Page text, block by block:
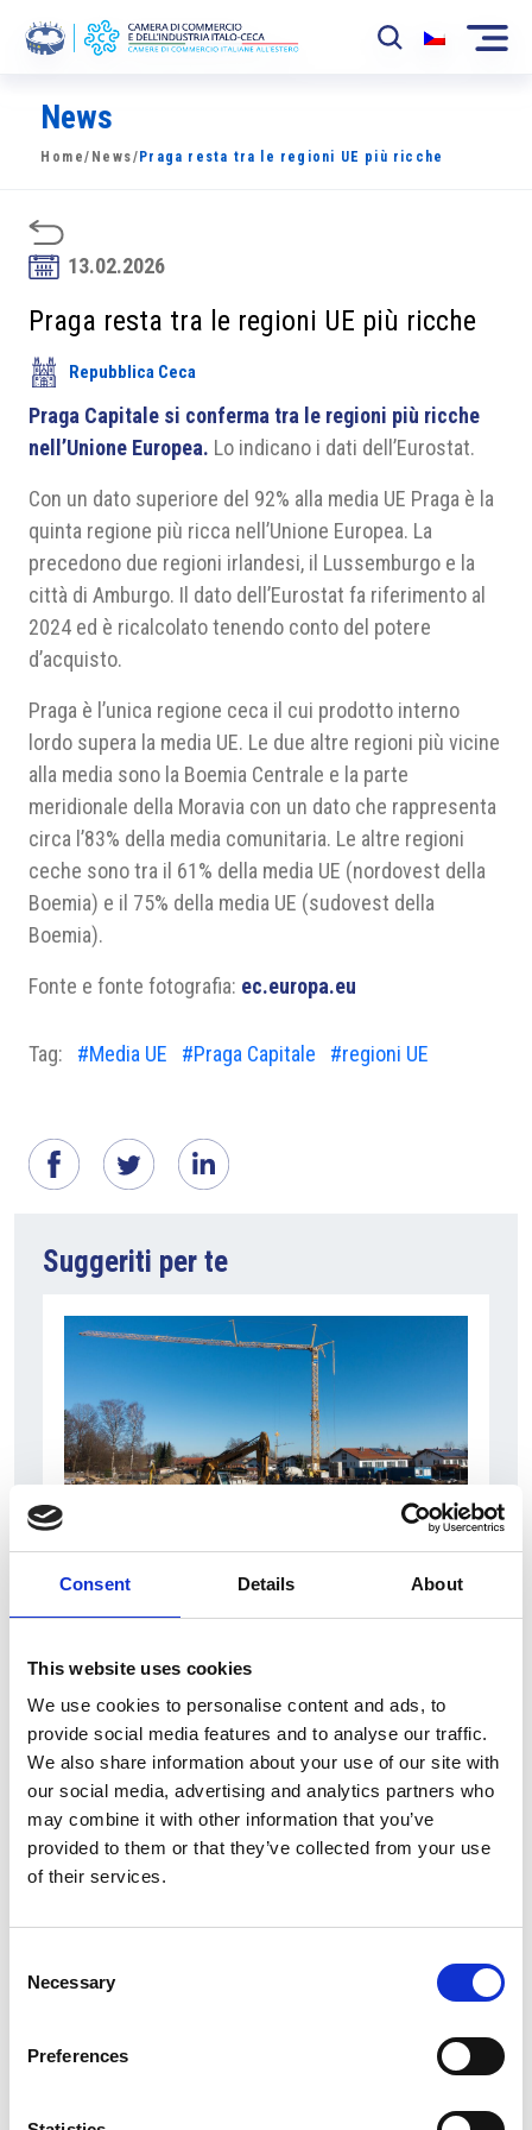
Consent Details About
This website uses cookies
We use cookies to personalise content and ads, to
provide social media features and to analyse our traffic.
We also share information about your use of our site with
our social media, advertising and analytics partners who
may combine it with other information that you’ve
provided to them or that they’ve collected from your use
of their services.
Selection
Necessary
Preferences
La Camera
News
Eventi
Sviluppo Mercato
Soci
Partner
Progetti
Area riservata
News
Home/ News/ Praga resta tra le regioni UE più ricche
13.02.2026
Praga resta tra le regioni UE più ricche
Repubblica Ceca
Praga Capitale si conferma tra le regioni più ricche
nell’Unione Europea. Lo indicano i dati dell’Eurostat.
Con un dato superiore del 92% alla media UE Praga è la
quinta regione più ricca nell’Unione Europea. La
precedono due regioni irlandesi, il Lussemburgo e la
città di Amburgo. Il dato dell’Eurostat fa riferimento al
2024 ed è ricalcolato tenendo conto del potere
d’acquisto.
Praga è l’unica regione ceca il cui prodotto interno
lordo supera la media UE. Le due altre regioni più vicine
alla media sono la Boemia Centrale e la parte
meridionale della Moravia con un dato che rappresenta
circa l’83% della media comunitaria. Le altre regioni
ceche sono tra il 61% della media UE (nordovest della
Boemia) e il 75% della media UE (sudovest della
Boemia).
Fonte e fonte fotografia: ec.europa.eu
Tag: #Media UE #Praga Capitale #regioni UE
Suggeriti per te
Repubblica Ceca
La Škoda avvia la produzione del suo SUV Peaq